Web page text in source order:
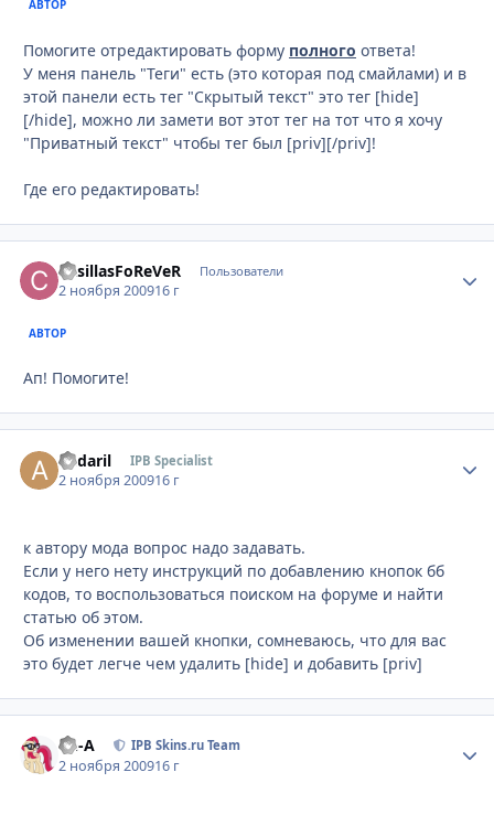
АВТОР
Помогите отредактировать форму полного ответа!
У меня панель "Теги" есть (это которая под смайлами) и в
этой панели есть тег "Скрытый текст" это тег [hide]
[/hide], можно ли замети вот этот тег на тот что я хочу
"Приватный текст" чтобы тег был [priv][/priv]!
Где его редактировать!
CasillasFoReVeR Пользователи
2 ноября 200916 г
АВТОР
Ап! Помогите!
andaril IPB Specialist
2 ноября 200916 г
к автору мода вопрос надо задавать.
Если у него нету инструкций по добавлению кнопок бб
кодов, то воспользоваться поиском на форуме и найти
статью об этом.
Об изменении вашей кнопки, сомневаюсь, что для вас
это будет легче чем удалить [hide] и добавить [priv]
Ph-A IPB Skins.ru Team
2 ноября 200916 г